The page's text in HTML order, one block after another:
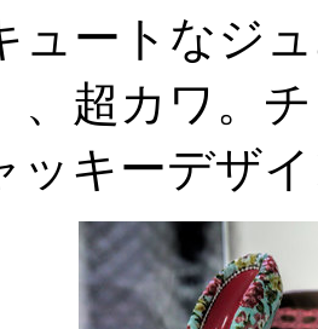
ュートなジ
、超カワ。
ッキーデザ